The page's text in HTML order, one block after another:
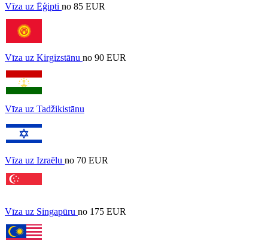
Vīza uz Ēģipti no 85 EUR
Vīza uz Kirgizstānu no 90 EUR
Vīza uz Tadžikistānu
Vīza uz Izraēlu no 70 EUR
Vīza uz Singapūru no 175 EUR